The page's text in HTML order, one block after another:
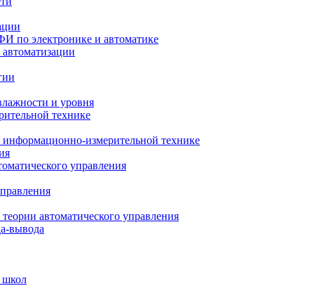
по электронике и автоматике
и уровня
технике
измерительной технике
управления
автоматического управления
вывода
школ